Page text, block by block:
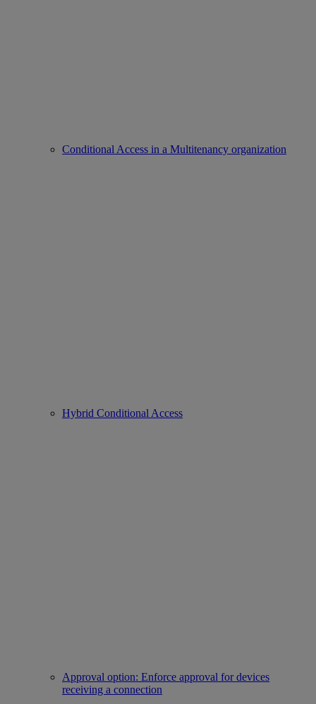
Conditional Access in a Multitenancy organization
Hybrid Conditional Access
Approval option: Enforce approval for devices
receiving a connection